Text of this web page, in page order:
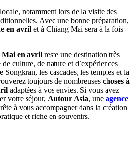
notamment lors de la visite des
Avec une bonne préparation,
en avril et à Chiang Mai sera à la fois
Mai en avril reste une destination très
culture, de nature et d’expériences
Songkran, les cascades, les temples et la
toujours de nombreuses choses à
adaptées à vos envies. Si vous avez
votre séjour, Autour Asia, une agence
à vous accompagner dans la création
et riche en souvenirs.